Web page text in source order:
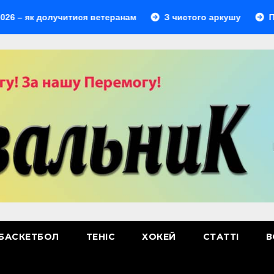
ветеранам З чистого аркушу Перший
ТЕНІС ХОКЕЙ СТАТТІ